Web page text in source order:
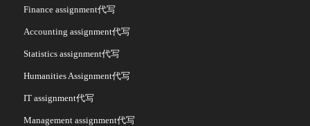
Finance assignment代写
Accounting assignment代写
Statistics assignment代写
Humanities Assignment代写
IT assignment代写
Management assignment代写